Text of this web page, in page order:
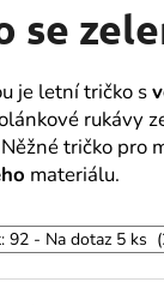
se
je letní tričko s
rukávy
tričko pro
materiálu.